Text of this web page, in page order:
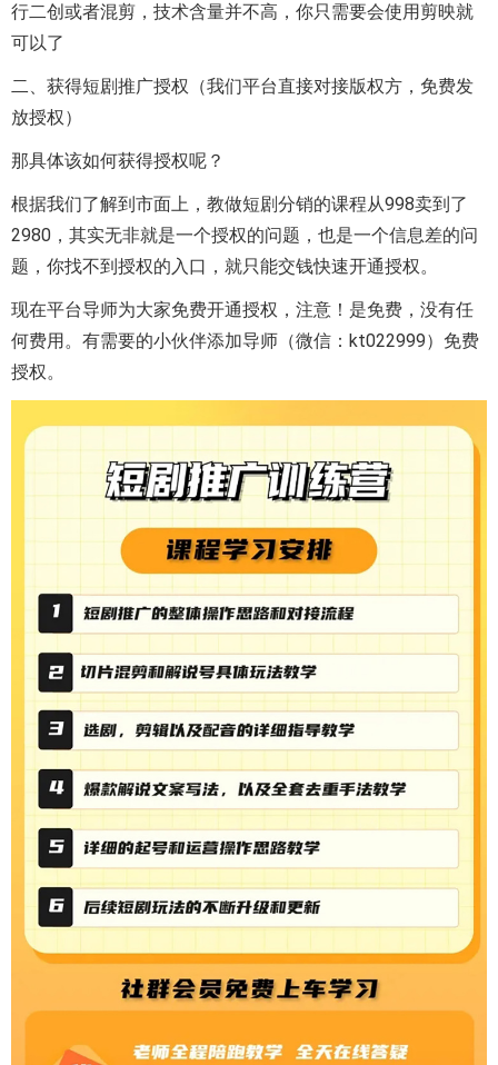
行二创或者混剪，技术含量并不高，你只需要会使用剪映就
可以了
二、获得短剧推广授权（我们平台直接对接版权方，免费发
放授权）
那具体该如何获得授权呢？
根据我们了解到市面上，教做短剧分销的课程从998卖到了
2980，其实无非就是一个授权的问题，也是一个信息差的问
题，你找不到授权的入口，就只能交钱快速开通授权。
现在平台导师为大家免费开通授权，注意！是免费，没有任
何费用。有需要的小伙伴添加导师（微信：kt022999）免费
授权。